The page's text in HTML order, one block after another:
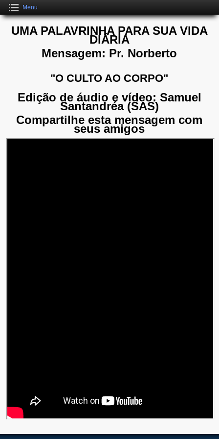
Menu
UMA PALAVRINHA PARA SUA VIDA
DIÁRIA
Mensagem: Pr. Norberto
"O CULTO AO CORPO"
Edição de áudio e vídeo: Samuel
Santandréa (SAS)
Compartilhe esta mensagem com
seus amigos